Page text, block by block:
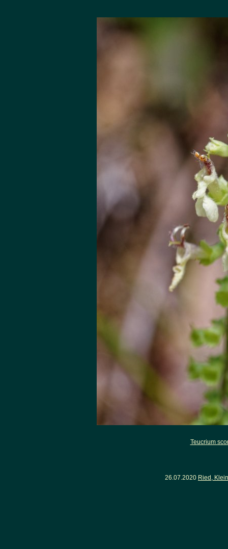
Teucrium
26.07.2020 Ried,